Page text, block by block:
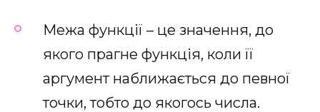
Межа функції – це значення, до
якого прагне функція, коли її
аргумент наближається до певної
точки, тобто до якогось числа.